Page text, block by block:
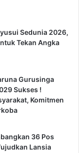
Sedunia 2026,
Tekan Angka
Gurusinga
Sukses !
Komitmen
36 Pos
Lansia